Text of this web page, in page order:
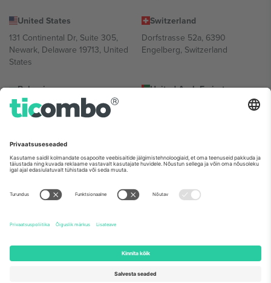
United States
131 Continental Dr, Suite 305,
Newark, Delaware 19713, United
States
Switzerland
Dorfstrasse 52a, 6390
Engelberg, Switzerland
Bulgaria
Regus Sofia City West, bul
Totleben 53-55, 1606 Sofia,
United Arab Emirates
UAE Dubai Silicon Oasis, DDP
Mexico
Av Chapultepec 360, Roma
Norte, Cuauhtémoc, 06700
Ciudad de México, CDMX,
sündmusest ja/või domeenist. Detailide jaoks vaata konkreetse
sündmuse lehte, impressumit ja tingimusi.,
2026 Ticombo. Kõik õigused kaitstud.